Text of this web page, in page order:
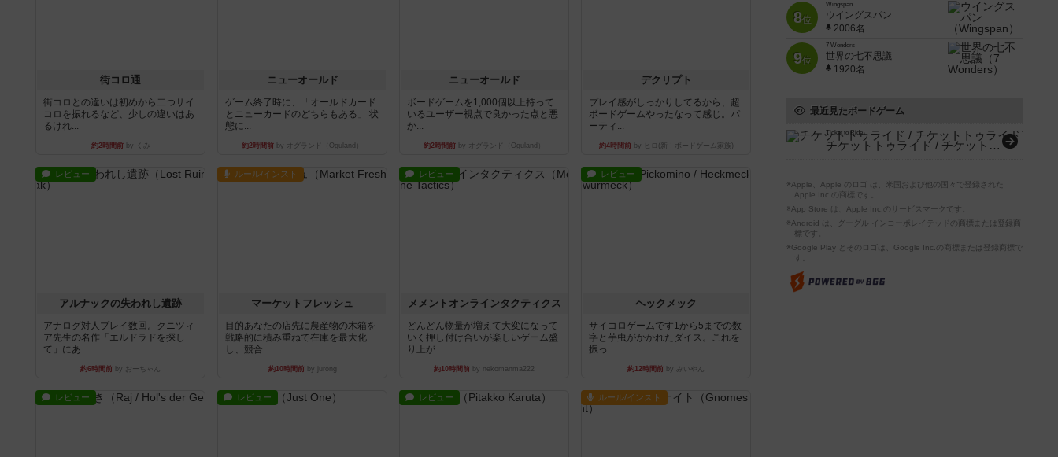
街コロ通
街コロとの違いは初めから二つサイ
コロを振れるなど、少しの違いはあ
るけれ...
約2時間前by くみ
ニューオールド
ゲーム終了時に、「オールドカード
とニューカードのどちらもある」 状
態に...
約2時間前 by オグランド（Oguland）
ニューオールド
ボードゲームを1,000個以上持って
いるユーザー視点で良かった点と悪
か...
約2時間前 by オグランド（Oguland）
デクリプト
プレイ感がしっかりしてるから、超
ボードゲームやったなって感じ。パ
ーティ...
約4時間前by ヒロ(新！ボードゲーム家族)
レビュー
アルナックの失われし遺跡
アナログ対人プレイ数回。クニツィ
ア先生の名作「エルドラドを探し
て」にあ...
約6時間前 by おーちゃん
ルール/インスト
マーケットフレッシュ
目的あなたの店先に農産物の木箱を
戦略的に積み重ねて在庫を最大化
し、競合...
約10時間前by jurong
レビュー
メメントオンラインタクティクス
どんどん物量が増えて大変になって
いく押し付け合いが楽しいゲーム盛
り上が...
約10時間前 by nekomanma222
レビュー
ヘックメック
サイコロゲームです1から5までの数
字と芋虫がかかれたダイス。これを
振っ...
約12時間前 by みいやん
レビュー レビュー レビュー ルール/インスト
8位
Wingspan
ウイングスパン
2006名
9位
7 Wonders
世界の七不思議
1920名
最近見たボードゲーム
Ticket to Ride
チケットトゥライド / チケットトゥライドアメリカ
※Apple、Apple のロゴ は、米国および他の国々で登録された
Apple Inc.の商標です。
※App Store は、Apple Inc.のサービスマークです。
※Android は、グーグル インコーポレイテッドの商標または登録商
標です。
※Google Play とそのロゴは、Google Inc.の商標または登録商標で
す。